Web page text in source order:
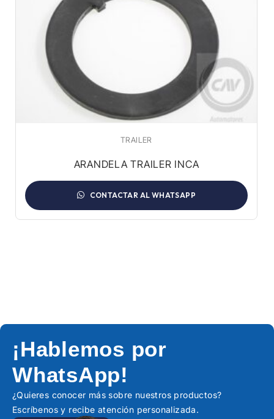
TRAILER
ARANDELA TRAILER INCA
CONTACTAR AL WHATSAPP
¡Hablemos por
WhatsApp!
¿Quieres conocer más sobre nuestros productos?
Escríbenos y recibe atención personalizada.